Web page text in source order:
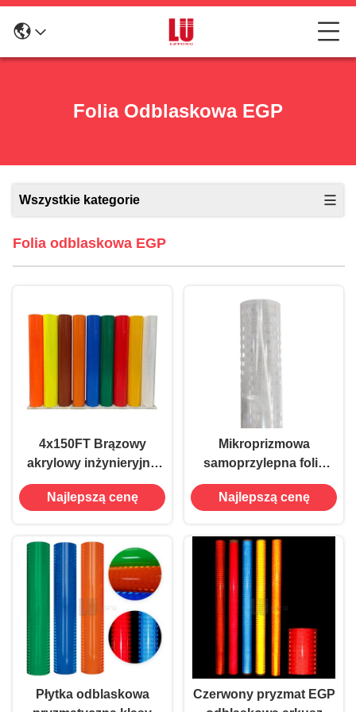
Folia Odblaskowa EGP
Wszystkie kategorie
Folia odblaskowa EGP
4x150FT Brązowy
akrylowy inżynieryjny
EGP Pryzmatyczny
odblaskowy arkusz
drogowych
Najlepszą cenę
Mikroprizmowa
samoprzylepna folia
odblaskowa z
aluminium EGP
Najlepszą cenę
Płytka odblaskowa
Czerwony pryzmat EGP